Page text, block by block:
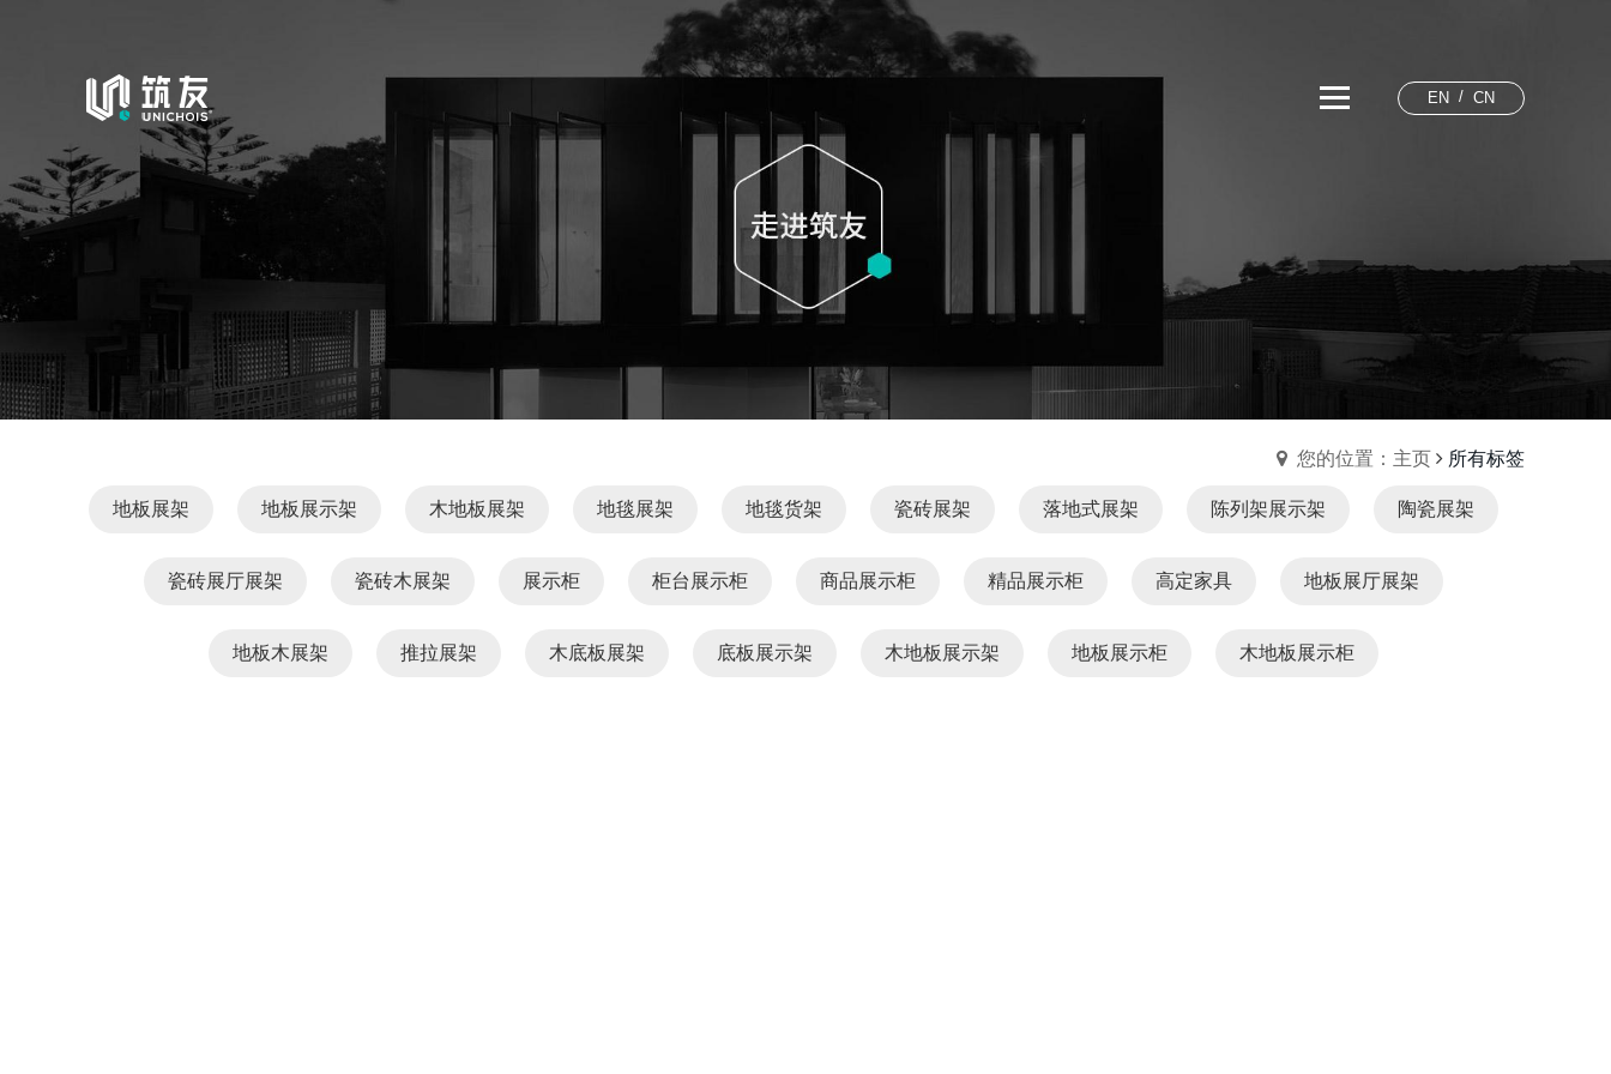
EN CN
您的位置：主页 所有标签
地板展架 地板展示架 木地板展架 地毯展架 地毯货架 瓷砖展架 落地式展架 陈列架展示架 陶瓷展架
瓷砖展厅展架 瓷砖木展架 展示柜 柜台展示柜 商品展示柜 精品展示柜 高定家具 地板展厅展架
地板木展架 推拉展架 木底板展架 底板展示架 木地板展示架 地板展示柜 木地板展示柜